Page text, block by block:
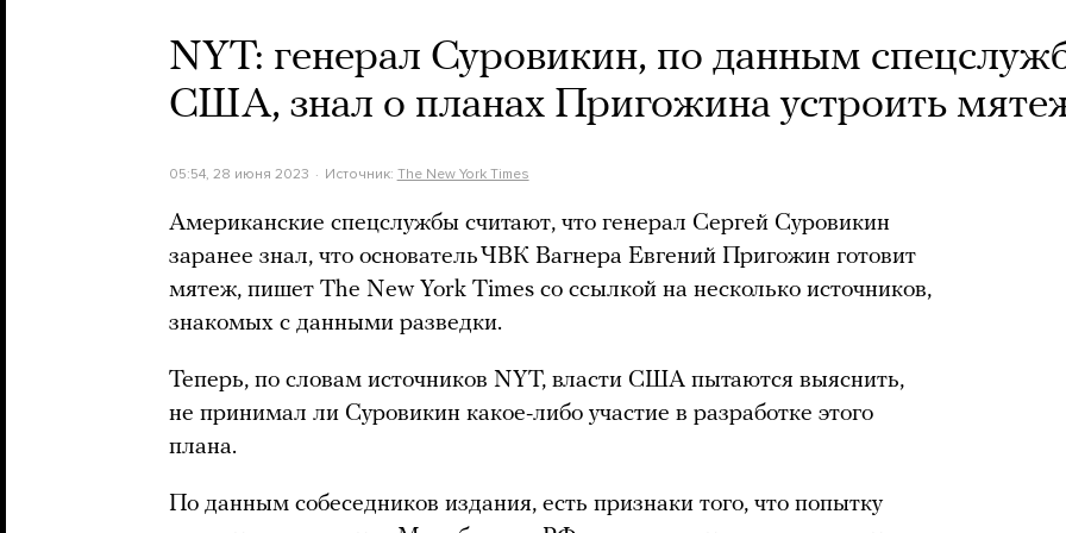
NYT: генерал Суровикин, по данным
США, знал о планах Пригожина устроить
05:54, 28 июня 2023 Источник: The New York Times
Американские спецслужбы считают, что генерал Сергей Суровикин
заранее знал, что основатель ЧВК Вагнера Евгений Пригожин готовит
мятеж, пишет The New York Times со ссылкой на несколько источников,
знакомых с данными разведки.
Теперь, по словам источников NYT, власти США пытаются выяснить,
не принимал ли Суровикин какое-либо участие в разработке этого
плана.
По данным собеседников издания, есть признаки того, что попытку